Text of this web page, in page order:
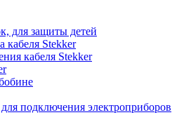
для защиты детей
кабеля Stekker
кабеля Stekker
подключения электроприборов